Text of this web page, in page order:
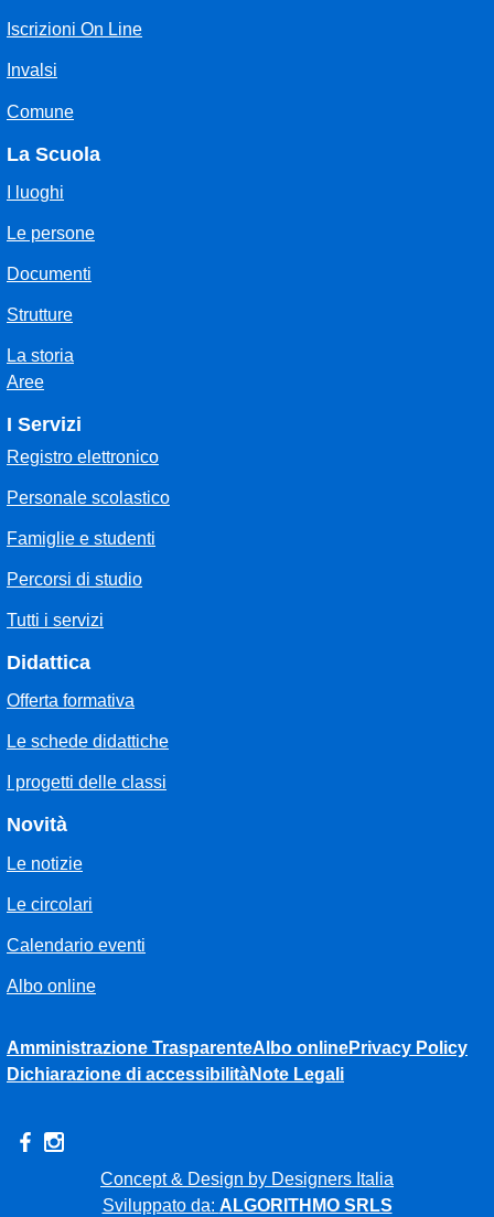
Iscrizioni On Line
Invalsi
Comune
La Scuola
I luoghi
Le persone
Documenti
Strutture
La storia
Aree
I Servizi
Registro elettronico
Personale scolastico
Famiglie e studenti
Percorsi di studio
Tutti i servizi
Didattica
Offerta formativa
Le schede didattiche
I progetti delle classi
Novità
Le notizie
Le circolari
Calendario eventi
Albo online
Amministrazione TrasparenteAlbo onlinePrivacy Policy
Dichiarazione di accessibilitàNote Legali
Concept & Design by Designers Italia
Sviluppato da: ALGORITHMO SRLS